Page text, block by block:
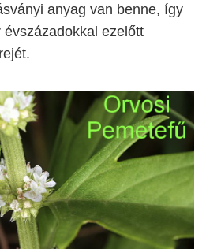
anyag van benne, így
ezelőtt